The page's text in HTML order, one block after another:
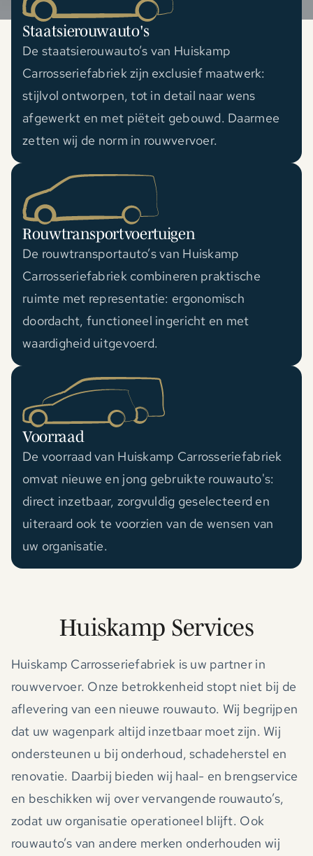
Staatsierouwauto's
De staatsierouwauto’s van Huiskamp
Carrosseriefabriek zijn exclusief maatwerk:
stijlvol ontworpen, tot in detail naar wens
afgewerkt en met piëteit gebouwd. Daarmee
zetten wij de norm in rouwvervoer.
Rouwtransportvoertuigen
De rouwtransportauto’s van Huiskamp
Carrosseriefabriek combineren praktische
ruimte met representatie: ergonomisch
doordacht, functioneel ingericht en met
waardigheid uitgevoerd.
Voorraad
De voorraad van Huiskamp Carrosseriefabriek
omvat nieuwe en jong gebruikte rouwauto's:
direct inzetbaar, zorgvuldig geselecteerd en
uiteraard ook te voorzien van de wensen van
uw organisatie.
Huiskamp Services
Huiskamp Carrosseriefabriek is uw partner in
rouwvervoer. Onze betrokkenheid stopt niet bij de
aflevering van een nieuwe rouwauto. Wij begrijpen
dat uw wagenpark altijd inzetbaar moet zijn. Wij
ondersteunen u bij onderhoud, schadeherstel en
renovatie. Daarbij bieden wij haal- en brengservice
en beschikken wij over vervangende rouwauto’s,
zodat uw organisatie operationeel blijft. Ook
rouwauto’s van andere merken onderhouden wij